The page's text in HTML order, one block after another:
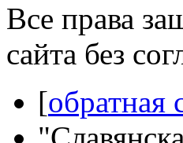
Все права
сайта без
[обратная